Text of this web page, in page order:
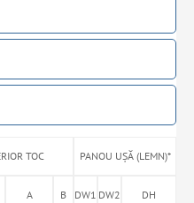
TOC PANOU UŞĂ (LEMN)*
A B DW1 DW2 DH